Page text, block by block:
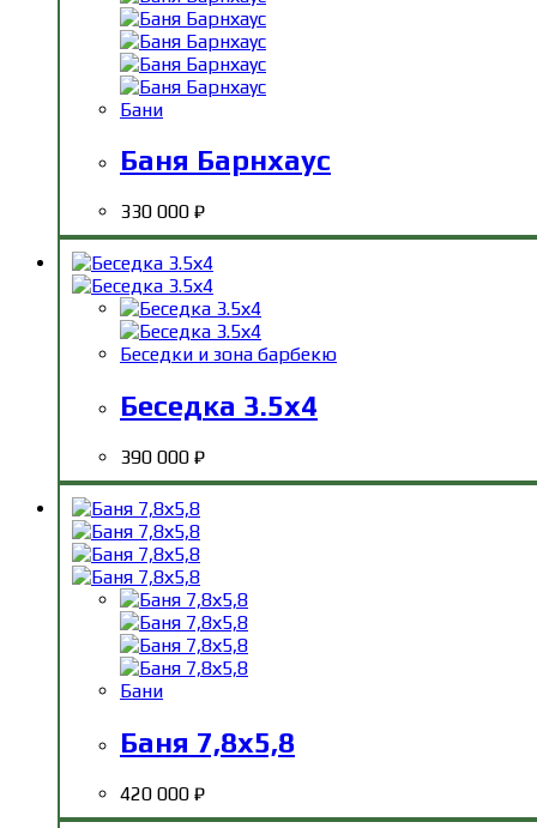
Бани
Баня Барнхаус
330 000 ₽
Беседки и зона барбекю
Беседка 3.5х4
390 000 ₽
Бани
Баня 7,8х5,8
420 000 ₽